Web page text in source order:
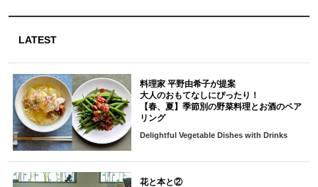
LATEST
料理家 平野由希子が提案
大人のおもてなしにぴったり！
【春、夏】季節別の野菜料理とお酒のペア
リング
Delightful Vegetable Dishes with Drinks
花と本と②